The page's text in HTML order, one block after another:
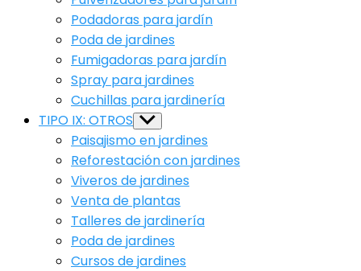
Podadoras para jardín
Poda de jardines
Fumigadoras para jardín
Spray para jardines
Cuchillas para jardinería
TIPO IX: OTROS Show
sub
menu
Paisajismo en jardines
Reforestación con jardines
Viveros de jardines
Venta de plantas
Talleres de jardinería
Poda de jardines
Cursos de jardines